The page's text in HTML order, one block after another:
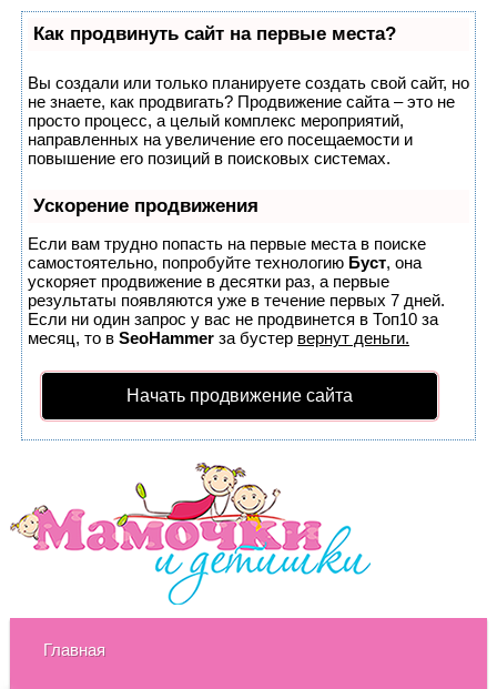
Как продвинуть сайт на первые места?
Вы создали или только планируете создать свой сайт, но
не знаете, как продвигать? Продвижение сайта – это не
просто процесс, а целый комплекс мероприятий,
направленных на увеличение его посещаемости и
повышение его позиций в поисковых системах.
Ускорение продвижения
Если вам трудно попасть на первые места в поиске
самостоятельно, попробуйте технологию Буст, она
ускоряет продвижение в десятки раз, а первые
результаты появляются уже в течение первых 7 дней.
Если ни один запрос у вас не продвинется в Топ10 за
месяц, то в SeoHammerза бустер вернут деньги.
Начать продвижение сайта
Главная